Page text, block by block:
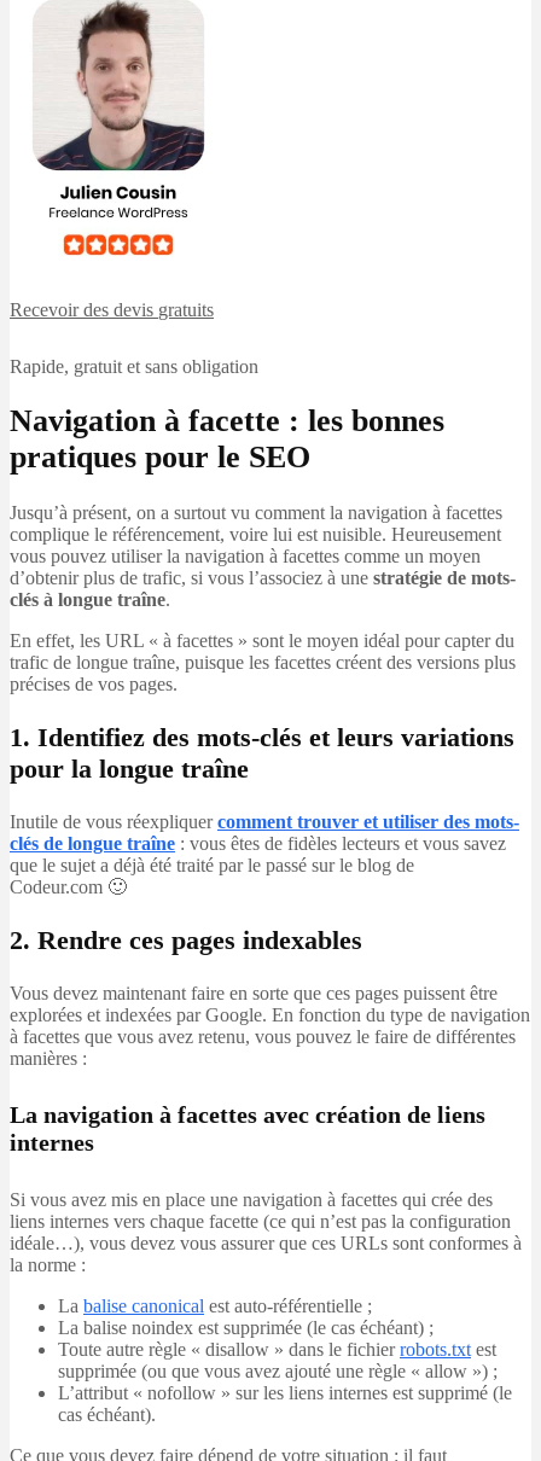
Recevoir des devis gratuits
Rapide, gratuit et sans obligation
Navigation à facette : les bonnes
pratiques pour le SEO
Jusqu’à présent, on a surtout vu comment la navigation à facettes
complique le référencement, voire lui est nuisible. Heureusement
vous pouvez utiliser la navigation à facettes comme un moyen
d’obtenir plus de trafic, si vous l’associez à une stratégie de mots-
clés à longue traîne.
En effet, les URL « à facettes » sont le moyen idéal pour capter du
trafic de longue traîne, puisque les facettes créent des versions plus
précises de vos pages.
1. Identifiez des mots-clés et leurs variations
pour la longue traîne
Inutile de vous réexpliquercomment trouver et utiliser des mots-
clés de longue traîne : vous êtes de fidèles lecteurs et vous savez
que le sujet a déjà été traité par le passé sur le blog de
Codeur.com 🙂
2. Rendre ces pages indexables
Vous devez maintenant faire en sorte que ces pages puissent être
explorées et indexées par Google. En fonction du type de navigation
à facettes que vous avez retenu, vous pouvez le faire de différentes
manières :
La navigation à facettes avec création de liens
internes
Si vous avez mis en place une navigation à facettes qui crée des
liens internes vers chaque facette (ce qui n’est pas la configuration
idéale…), vous devez vous assurer que ces URLs sont conformes à
la norme :
La balise canonical est auto-référentielle ;
La balise noindex est supprimée (le cas échéant) ;
Toute autre règle « disallow » dans le fichierrobots.txt est
supprimée (ou que vous avez ajouté une règle « allow ») ;
L’attribut « nofollow » sur les liens internes est supprimé (le
cas échéant).
Ce que vous devez faire dépend de votre situation : il faut